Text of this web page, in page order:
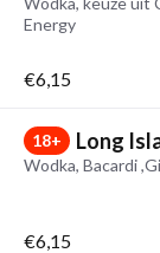
Energy
€6,15
18+ Long
Wodka, Bacardi
€6,15